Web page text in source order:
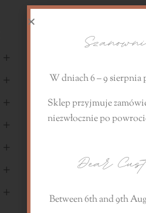
Szanowni
W dniach 6 – 9 sierpnia
Sklep przyjmuje
niezwłoczniepo
Dear
Between 6th and 9th